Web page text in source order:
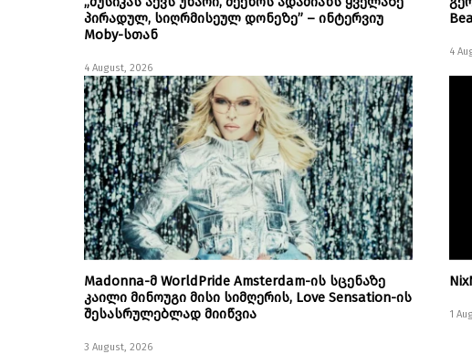
პირადულ, სიღრმისეულ დონეზე” – ინტერვიუ
Moby-სთან
4 August, 2026
4
Madonna-მ WorldPride Amsterdam-ის სცენაზე
კაილი მინოუგი მისი სიმღერის, Love Sensation-ის
შესასრულებლად მიიწვია
3 August, 2026
1